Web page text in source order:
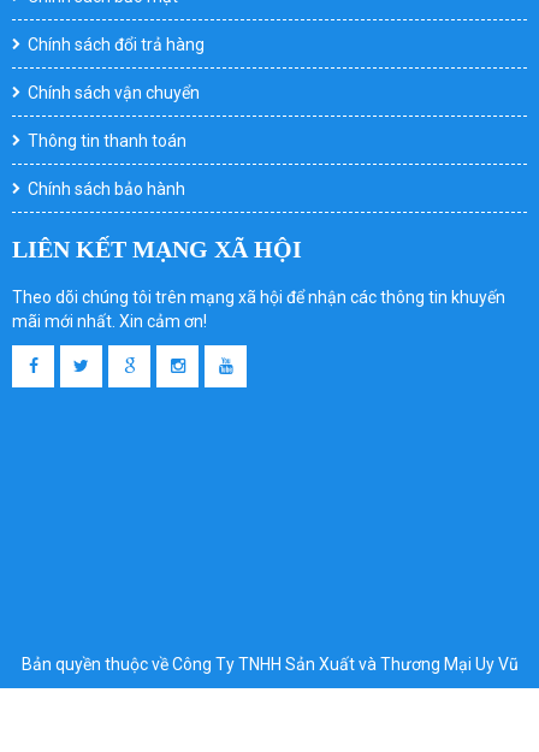
Chính sách đổi trả hàng
Chính sách vận chuyển
Thông tin thanh toán
Chính sách bảo hành
LIÊN KẾT MẠNG XÃ HỘI
Theo dõi chúng tôi trên mạng xã hội để nhận các thông tin khuyến
mãi mới nhất. Xin cảm ơn!
Bản quyền thuộc về Công Ty TNHH Sản Xuất và Thương Mại Uy Vũ